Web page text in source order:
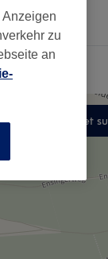
In diesem Gebiet
zu
an